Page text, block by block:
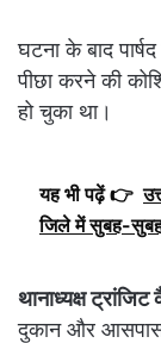
घटना के बाद
पीछा करने की
हो चुका था।
यह भी पढ़ें 👉
जिले में सुबह-
थानाध्यक्ष
दुकान और आसपास